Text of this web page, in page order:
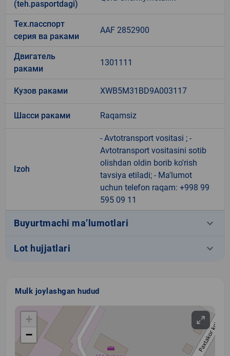
(teh.pasportdagi)
Тех.пасспорт
серия ва раками
AAF 2852900
Двигатель
раками
1301111
Кузов раками XWB5M31BD9A003117
Шасси раками Raqamsiz
Izoh
- Avtotransport vositasi ; -
Avtotransport vositasini sotib
olishdan oldin borib ko'rish
tavsiya etiladi; - Ma'lumot
uchun telefon raqam: +998 99
595 09 11
Buyurtmachi ma’lumotlari keyboard_arrow_down
Lot hujjatlari keyboard_arrow_down
Mulk joylashgan hudud
+
−